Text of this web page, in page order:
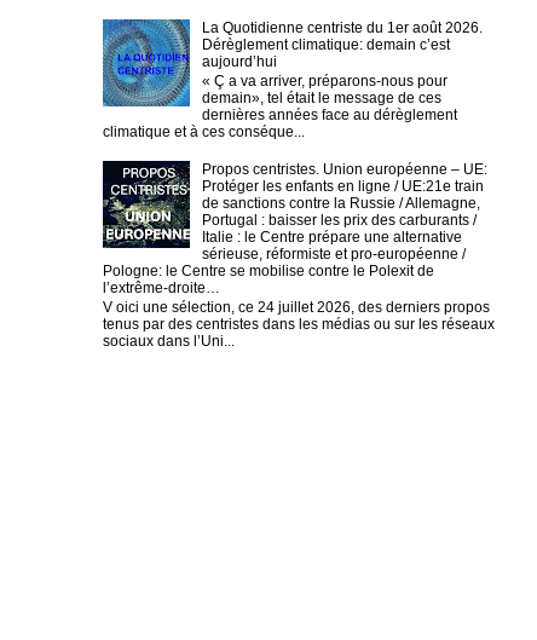
La Quotidienne centriste du 1er août 2026.
Dérèglement climatique: demain c’est
aujourd’hui
« Ç a va arriver, préparons-nous pour
demain», tel était le message de ces
dernières années face au dérèglement
climatique et à ces conséque...
Propos centristes. Union européenne – UE:
Protéger les enfants en ligne / UE:21e train
de sanctions contre la Russie / Allemagne,
Portugal : baisser les prix des carburants /
Italie : le Centre prépare une alternative
sérieuse, réformiste et pro-européenne /
Pologne: le Centre se mobilise contre le Polexit de
l’extrême-droite…
V oici une sélection, ce 24 juillet 2026, des derniers propos
tenus par des centristes dans les médias ou sur les réseaux
sociaux dans l’Uni...